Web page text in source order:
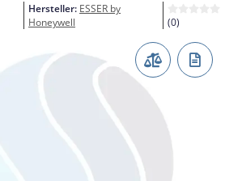
Hersteller: ESSER by
Honeywell
(0)